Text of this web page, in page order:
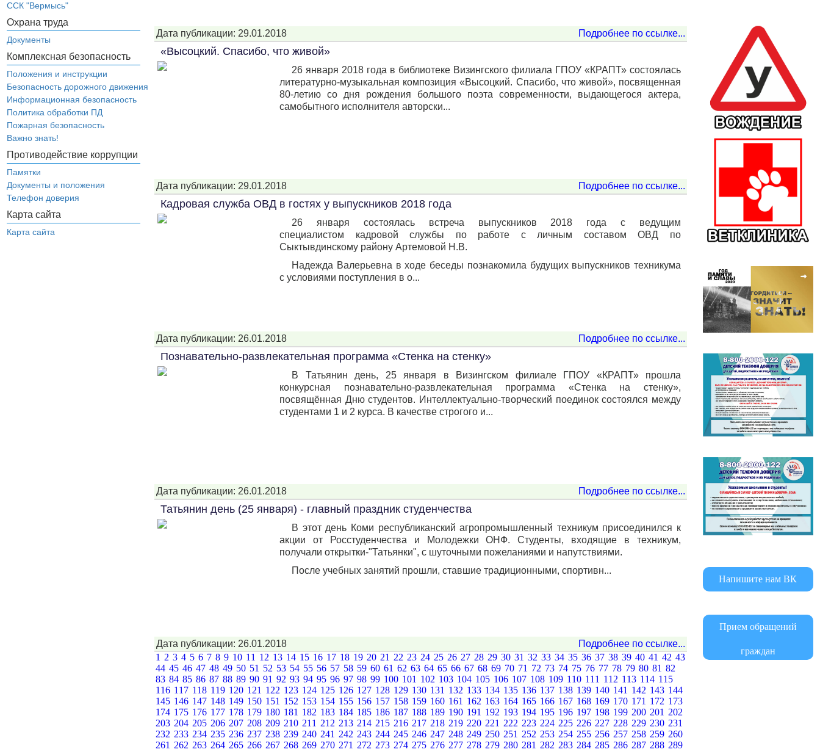
ССК "Вермысь"
Охрана труда
Документы
Комплексная безопасность
Положения и инструкции
Безопасность дорожного движения
Информационная безопасность
Политика обработки ПД
Пожарная безопасность
Важно знать!
Противодействие коррупции
Памятки
Документы и положения
Телефон доверия
Карта сайта
Карта сайта
Дата публикации: 29.01.2018 Подробнее по ссылке...
«Высоцкий. Спасибо, что живой»
26 января 2018 года в библиотеке Визингского филиала ГПОУ «КРАПТ» состоялась
литературно-музыкальная композиция «Высоцкий. Спасибо, что живой», посвященная
80-летию со дня рождения большого поэта современности, выдающегося актера,
самобытного исполнителя авторски...
Дата публикации: 29.01.2018 Подробнее по ссылке...
Кадровая служба ОВД в гостях у выпускников 2018 года
26 января состоялась встреча выпускников 2018 года с ведущим
специалистом кадровой службы по работе с личным составом ОВД по
Сыктывдинскому району Артемовой Н.В.
Надежда Валерьевна в ходе беседы познакомила будущих выпускников техникума
с условиями поступления в о...
Дата публикации: 26.01.2018 Подробнее по ссылке...
Познавательно-развлекательная программа «Стенка на стенку»
В Татьянин день, 25 января в Визингском филиале ГПОУ «КРАПТ» прошла
конкурсная познавательно-развлекательная программа «Стенка на стенку»,
посвящённая Дню студентов. Интеллектуально-творческий поединок состоялся между
студентами 1 и 2 курса. В качестве строгого и...
Дата публикации: 26.01.2018 Подробнее по ссылке...
Татьянин день (25 января) - главный праздник студенчества
В этот день Коми республиканский агропромышленный техникум присоединился к
акции от Росстуденчества и Молодежки ОНФ. Студенты, входящие в техникум,
получали открытки-"Татьянки", с шуточными пожеланиями и напутствиями.
После учебных занятий прошли, ставшие традиционными, спортивн...
Дата публикации: 26.01.2018
Подробнее по ссылке...
1 2 3 4 5 6 7 8 9 10 11 12 13 14 15 16 17 18 19 20 21 22 23 24 25 26 27 28 29 30 31 32 33 34 35 36 37 38 39 40 41 42 43
44 45 46 47 48 49 50 51 52 53 54 55 56 57 58 59 60 61 62 63 64 65 66 67 68 69 70 71 72 73 74 75 76 77 78 79 80 81 82
83 84 85 86 87 88 89 90 91 92 93 94 95 96 97 98 99 100 101 102 103 104 105 106 107 108 109 110 111 112 113 114 115
116 117 118 119 120 121 122 123 124 125 126 127 128 129 130 131 132 133 134 135 136 137 138 139 140 141 142 143 144
145 146 147 148 149 150 151 152 153 154 155 156 157 158 159 160 161 162 163 164 165 166 167 168 169 170 171 172 173
174 175 176 177 178 179 180 181 182 183 184 185 186 187 188 189 190 191 192 193 194 195 196 197 198 199 200 201 202
203 204 205 206 207 208 209 210 211 212 213 214 215 216 217 218 219 220 221 222 223 224 225 226 227 228 229 230 231
232 233 234 235 236 237 238 239 240 241 242 243 244 245 246 247 248 249 250 251 252 253 254 255 256 257 258 259 260
261 262 263 264 265 266 267 268 269 270 271 272 273 274 275 276 277 278 279 280 281 282 283 284 285 286 287 288 289
Напишите нам ВК
Прием обращений
граждан